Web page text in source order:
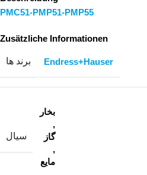
PMC51-PMP51-PMP55
Zusätzliche Informationen
برند ها Endress+Hauser
سیال
بخار
,
گاز
,
مایع